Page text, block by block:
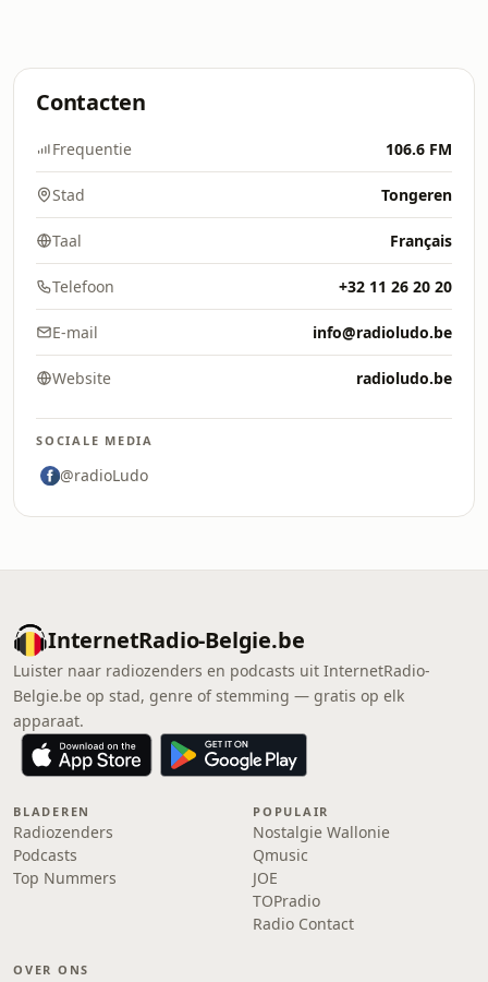
Contacten
Frequentie 106.6 FM
Stad Tongeren
Taal Français
Telefoon +32 11 26 20 20
E-mail info@radioludo.be
Website radioludo.be
SOCIALE MEDIA
@radioLudo
InternetRadio-Belgie.be
Luister naar radiozenders en podcasts uit InternetRadio-
Belgie.be op stad, genre of stemming — gratis op elk
apparaat.
BLADEREN
Radiozenders
Podcasts
Top Nummers
POPULAIR
Nostalgie Wallonie
Qmusic
JOE
TOPradio
Radio Contact
OVER ONS